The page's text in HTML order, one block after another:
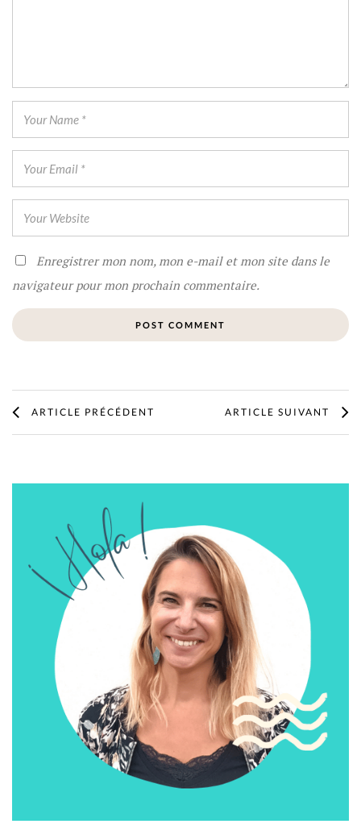
Enregistrer mon nom, mon e-mail et mon site dans le
navigateur pour mon prochain commentaire.
ARTICLE PRÉCÉDENT ARTICLE SUIVANT